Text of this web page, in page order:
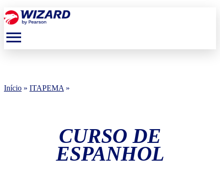
menu
Início » ITAPEMA »
CURSO DE
ESPANHOL